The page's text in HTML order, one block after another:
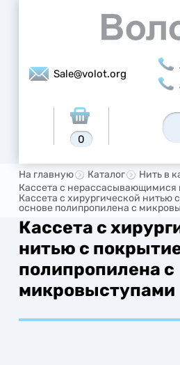
Sale@volot.org
0
На главную Каталог
Нить в
Кассета с нерассасывающимися
Кассета с хирургической нитью
основе полипропилена с
Кассета с
нитью с
полипропилена с
микровыступами